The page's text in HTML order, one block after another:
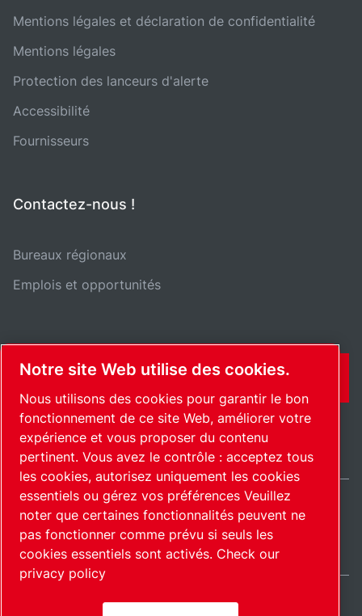
Mentions légales et déclaration de confidentialité
Mentions légales
Protection des lanceurs d'alerte
Accessibilité
Fournisseurs
Contactez-nous !
Bureaux régionaux
Emplois et opportunités
CONTACT
Plan du siteGérer les cookies© 2026 Copyright.
International / FR
Notre site Web utilise des cookies.
Nous utilisons des cookies pour garantir le bon
fonctionnement de ce site Web, améliorer votre
expérience et vous proposer du contenu
pertinent. Vous avez le contrôle : acceptez tous
les cookies, autorisez uniquement les cookies
essentiels ou gérez vos préférences Veuillez
noter que certaines fonctionnalités peuvent ne
pas fonctionner comme prévu si seuls les
cookies essentiels sont activés. Check our
privacy policy